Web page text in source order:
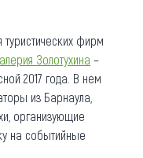
туристических фирм
Золотухина –
2017 года. В нем
из Барнаула,
организующие
на событийные